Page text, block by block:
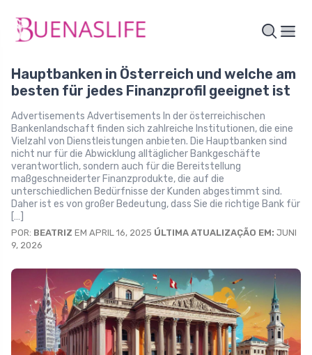
Hauptbanken in Österreich und welche am
besten für jedes Finanzprofil geeignet ist
Advertisements Advertisements In der österreichischen
Bankenlandschaft finden sich zahlreiche Institutionen, die eine
Vielzahl von Dienstleistungen anbieten. Die Hauptbanken sind
nicht nur für die Abwicklung alltäglicher Bankgeschäfte
verantwortlich, sondern auch für die Bereitstellung
maßgeschneiderter Finanzprodukte, die auf die
unterschiedlichen Bedürfnisse der Kunden abgestimmt sind.
Daher ist es von großer Bedeutung, dass Sie die richtige Bank für
[…]
POR: BEATRIZ EM APRIL 16, 2025 ÚLTIMA ATUALIZAÇÃO EM: JUNI
9, 2026